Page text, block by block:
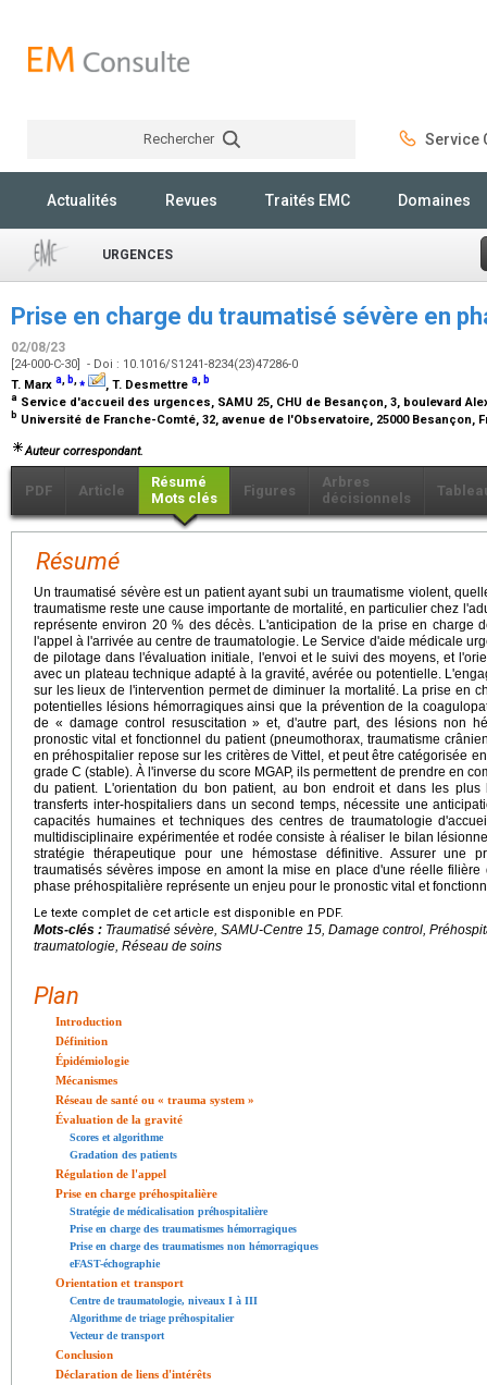
Rechercher Service
Actualités Revues Traités EMC Domaines
URGENCES
Prise en charge du traumatisé sévère en
02/08/23
[24-000-C-30] - Doi : 10.1016/S1241-8234(23)47286-0
T. Marx a, b,⁎ , T. Desmettre a, b
a Service d'accueil des urgences, SAMU 25, CHU de Besançon, 3, boulevard
b Université de Franche-Comté, 32, avenue de l'Observatoire, 25000 Besançon,
Auteur correspondant.
PDF Article
Résumé
Mots clés
Figures
Arbres
décisionnels
Résumé
Un traumatisé sévère est un patient ayant subi un traumatisme violent,
traumatisme reste une cause importante de mortalité, en particulier chez
représente environ 20 % des décès. L'anticipation de la prise en charge
l'appel à l'arrivée au centre de traumatologie. Le Service d'aide médicale
de pilotage dans l'évaluation initiale, l'envoi et le suivi des moyens, et
avec un plateau technique adapté à la gravité, avérée ou potentielle.
sur les lieux de l'intervention permet de diminuer la mortalité. La prise en
potentielles lésions hémorragiques ainsi que la prévention de la
de « damage control resuscitation » et, d'autre part, des lésions non
pronostic vital et fonctionnel du patient (pneumothorax, traumatisme
en préhospitalier repose sur les critères de Vittel, et peut être catégorisée
grade C (stable). À l'inverse du score MGAP, ils permettent de prendre en
du patient. L'orientation du bon patient, au bon endroit et dans les
transferts inter-hospitaliers dans un second temps, nécessite une
capacités humaines et techniques des centres de traumatologie
multidisciplinaire expérimentée et rodée consiste à réaliser le bilan
stratégie thérapeutique pour une hémostase définitive. Assurer une
traumatisés sévères impose en amont la mise en place d'une réelle
phase préhospitalière représente un enjeu pour le pronostic vital et
Le texte complet de cet article est disponible en PDF.
Mots-clés : Traumatisé sévère, SAMU-Centre 15, Damage control,
traumatologie, Réseau de soins
Plan
Introduction
Définition
Épidémiologie
Mécanismes
Réseau de santé ou « trauma system »
Évaluation de la gravité
Scores et algorithme
Gradation des patients
Régulation de l'appel
Prise en charge préhospitalière
Stratégie de médicalisation préhospitalière
Prise en charge des traumatismes hémorragiques
Prise en charge des traumatismes non hémorragiques
eFAST-échographie
Orientation et transport
Centre de traumatologie, niveaux I à III
Algorithme de triage préhospitalier
Vecteur de transport
Conclusion
Déclaration de liens d'intérêts